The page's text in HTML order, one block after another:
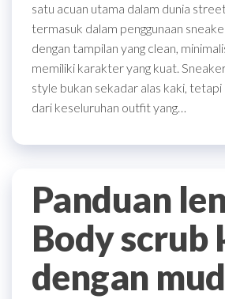
satu acuan utama dalam dunia
termasuk dalam penggunaan
dengan tampilan yang clean,
memiliki karakter yang kuat.
style bukan sekadar alas kaki, tetapi
dari keseluruhan outfit yang…
Panduan
Body scrub
dengan